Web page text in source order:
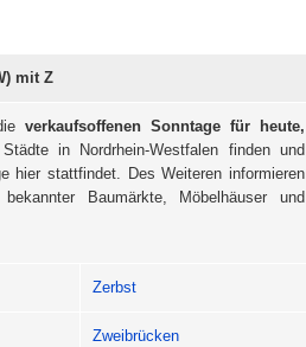
mit Z
verkaufsoffenen Sonntage für heute,
in Nordrhein-Westfalen finden und
hier stattfindet. Des Weiteren informieren
Baumärkte, Möbelhäuser und
Zerbst
Zweibrücken